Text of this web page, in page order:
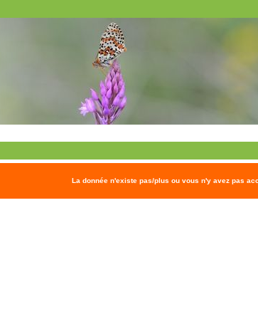
La donnée n'existe pas/plus ou vous n'y avez pas